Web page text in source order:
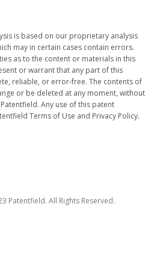
is based on our proprietary analysis
may in certain cases contain errors.
as to the content or materials in this
or warrant that any part of this
reliable, or error-free. The contents of
or be deleted at any moment, without
Any use of this patent
Terms of Use and Privacy Policy.
Patentfield. All Rights Reserved.